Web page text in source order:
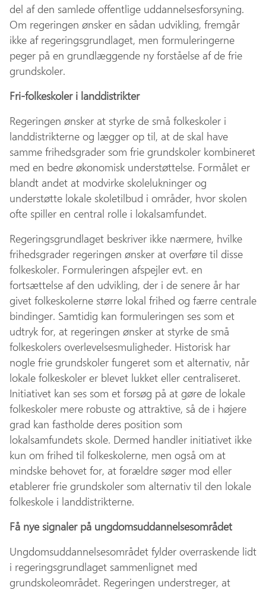
del af den samlede offentlige uddannelsesforsyning.
Om regeringen ønsker en sådan udvikling, fremgår
ikke af regeringsgrundlaget, men formuleringerne
peger på en grundlæggende ny forståelse af de frie
grundskoler.
Fri-folkeskoler i landdistrikter
Regeringen ønsker at styrke de små folkeskoler i
landdistrikterne og lægger op til, at de skal have
samme frihedsgrader som frie grundskoler kombineret
med en bedre økonomisk understøttelse. Formålet er
blandt andet at modvirke skolelukninger og
understøtte lokale skoletilbud i områder, hvor skolen
ofte spiller en central rolle i lokalsamfundet.
Regeringsgrundlaget beskriver ikke nærmere, hvilke
frihedsgrader regeringen ønsker at overføre til disse
folkeskoler. Formuleringen afspejler evt. en
fortsættelse af den udvikling, der i de senere år har
givet folkeskolerne større lokal frihed og færre centrale
bindinger. Samtidig kan formuleringen ses som et
udtryk for, at regeringen ønsker at styrke de små
folkeskolers overlevelsesmuligheder. Historisk har
nogle frie grundskoler fungeret som et alternativ, når
lokale folkeskoler er blevet lukket eller centraliseret.
Initiativet kan ses som et forsøg på at gøre de lokale
folkeskoler mere robuste og attraktive, så de i højere
grad kan fastholde deres position som
lokalsamfundets skole. Dermed handler initiativet ikke
kun om frihed til folkeskolerne, men også om at
mindske behovet for, at forældre søger mod eller
etablerer frie grundskoler som alternativ til den lokale
folkeskole i landdistrikterne.
Få nye signaler på ungdomsuddannelsesområdet
Ungdomsuddannelsesområdet fylder overraskende lidt
i regeringsgrundlaget sammenlignet med
grundskoleområdet. Regeringen understreger, at